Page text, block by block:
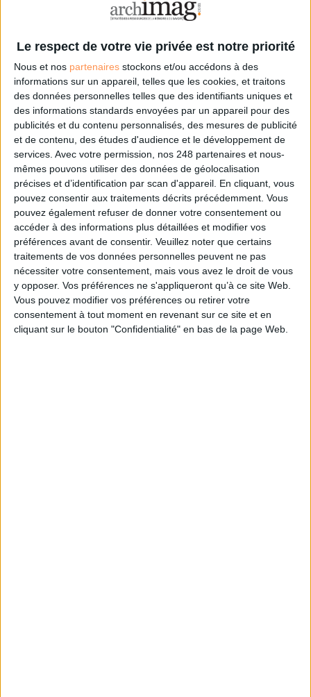
Le respect de votre vie privée est notre priorité
Nous et nos partenaires stockons et/ou accédons à des
informations sur un appareil, telles que les cookies, et traitons
des données personnelles telles que des identifiants uniques et
des informations standards envoyées par un appareil pour des
publicités et du contenu personnalisés, des mesures de publicité
et de contenu, des études d'audience et le développement de
services. Avec votre permission, nos 248 partenaires et nous-
mêmes pouvons utiliser des données de géolocalisation
précises et d’identification par scan d'appareil. En cliquant, vous
pouvez consentir aux traitements décrits précédemment. Vous
pouvez également refuser de donner votre consentement ou
accéder à des informations plus détaillées et modifier vos
préférences avant de consentir. Veuillez noter que certains
traitements de vos données personnelles peuvent ne pas
nécessiter votre consentement, mais vous avez le droit de vous
y opposer. Vos préférences ne s'appliqueront qu’à ce site Web.
Vous pouvez modifier vos préférences ou retirer votre
consentement à tout moment en revenant sur ce site et en
cliquant sur le bouton "Confidentialité" en bas de la page Web.
Code Confiance n° 2 “Signature électronique –
Qui mérite vraiment votre confiance ?” en
0 Commentaire
Signature Électronique
Connectez-vous ouinscrivez-vouspour publier un commentaire
À LIRE SUR ARCHIMAG
Konica Minolta reprend les fonds de commerce
d’OpenBee et de Doxense